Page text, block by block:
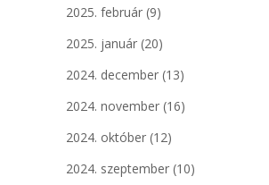
2025. február (9)
2025. január (20)
2024. december (13)
2024. november (16)
2024. október (12)
2024. szeptember (10)